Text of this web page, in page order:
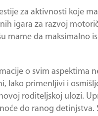
za aktivnosti koje
igara za razvoj
da maksimalno
o svim aspektima
lako primenljivi i
roditeljskoj ulozi.
do ranog